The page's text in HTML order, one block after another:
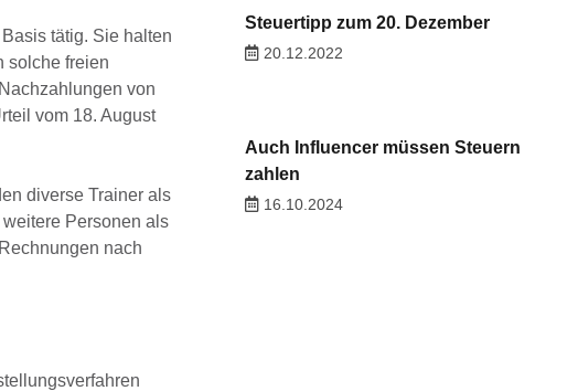
tätig. Sie halten
solche freien
von
vom 18. August
diverse Trainer als
Personen als
nach
Steuertipp zum 20. Dezember
20.12.2022
Auch Influencer müssen Steuern
zahlen
16.10.2024